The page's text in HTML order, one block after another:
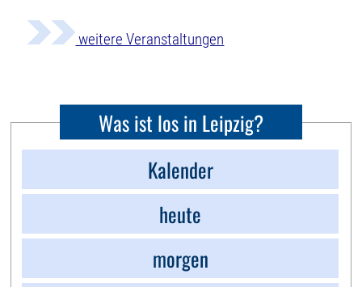
weitere Veranstaltungen
Was ist los in Leipzig?
Kalender
heute
morgen